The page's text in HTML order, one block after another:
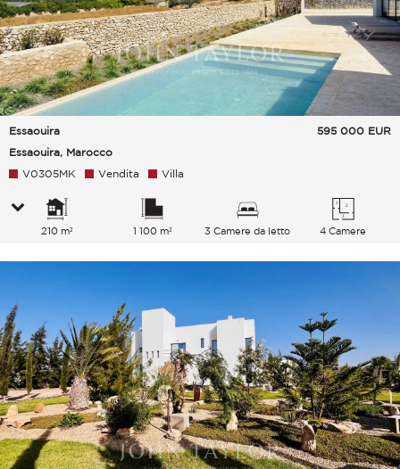
Essaouira
Essaouira, Marocco
595 000 EUR
V0305MK Vendita Villa
210 m² 1 100 m² 3 Camere da letto 4 Camere